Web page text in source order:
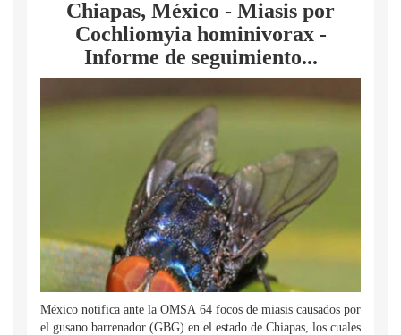
Chiapas, México - Miasis por
Cochliomyia hominivorax -
Informe de seguimiento...
México notifica ante la OMSA 64 focos de miasis causados por
el gusano barrenador (GBG) en el estado de Chiapas, los cuales